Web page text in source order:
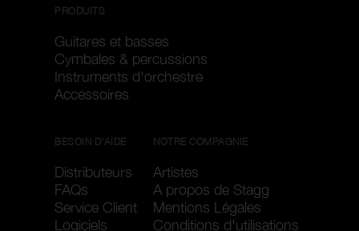
PRODUITS
Guitares et basses
Cymbales & percussions
Instruments d'orchestre
Accessoires
BESOIN D'AIDE
Distributeurs
FAQs
Service Client
Logiciels
NOTRE COMPAGNIE
Artistes
A propos de Stagg
Mentions Légales
Conditions d'utilisations